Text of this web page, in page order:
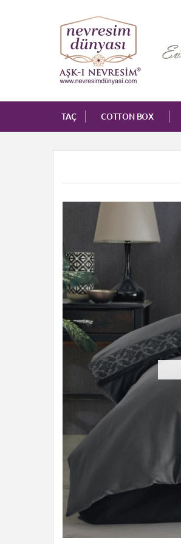
TAÇ COTTON BOX